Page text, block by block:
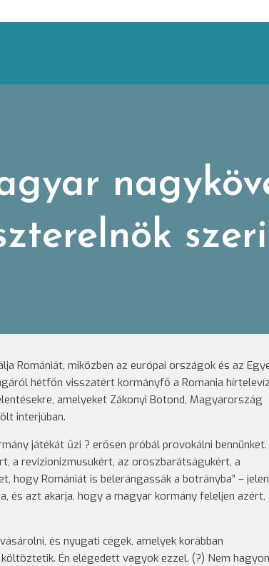
Romániát, miközben az európai országok és az
hétfőn visszatért kormányfő a Romania
amelyeket Zákonyi Botond, Magyarország
interjúban.
játékát űzi ? erősen próbál provokálni bennünket.
a revizionizmusukért, az oroszbarátságukért, a
hogy Romániát is belerángassák a botrányba” –
és azt akarja, hogy a magyar kormány feleljen azért,
és nyugati cégek, amelyek korábban
Én elégedett vagyok ezzel. (?) Nem